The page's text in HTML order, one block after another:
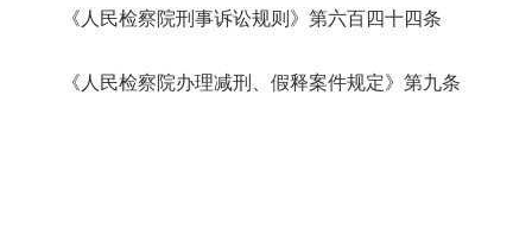
《人民检察院刑事诉讼规则》第六百四十四条
《人民检察院办理减刑、假释案件规定》第九条